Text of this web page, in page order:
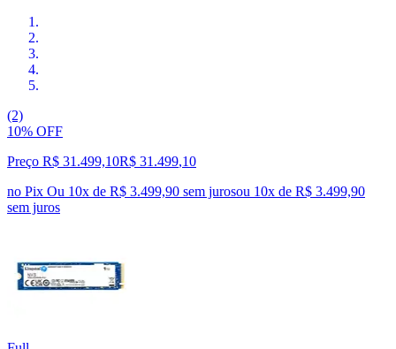
(2)
10% OFF
Preço R$ 31.499,10R$ 31.499,10
no Pix Ou 10x de R$ 3.499,90 sem jurosou 10x de R$ 3.499,90
sem juros